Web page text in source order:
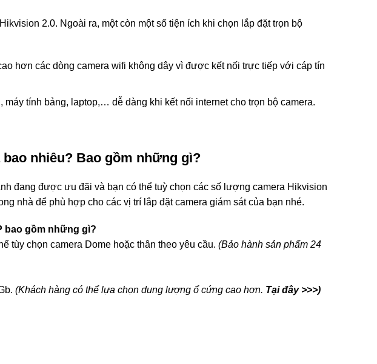
2.0. Ngoài ra, một còn một số tiện ích khi chọn lắp đặt trọn bộ
hơn các dòng camera wifi không dây vì được kết nối trực tiếp với cáp tín
tính bảng, laptop,… dễ dàng khi kết nối internet cho trọn bộ camera.
nhiêu? Bao gồm những gì?
đang được ưu đãi và bạn có thể tuỳ chọn các số lượng camera Hikvision
nhà để phù hợp cho các vị trí lắp đặt camera giám sát của bạn nhé.
bao gồm những gì?
tùy chọn camera Dome hoặc thân theo yêu cầu. (Bảo hành sản phẩm 24
(Khách hàng có thể lựa chọn dung lượng ổ cứng cao hơn. Tại đây >>>)